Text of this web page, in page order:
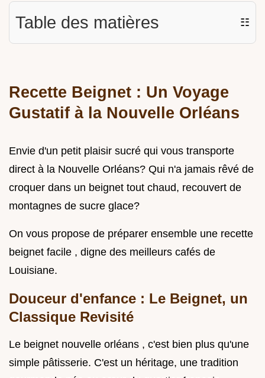
Table des matières ☷
Recette Beignet : Un Voyage
Gustatif à la Nouvelle Orléans
Envie d'un petit plaisir sucré qui vous transporte
direct à la Nouvelle Orléans? Qui n'a jamais rêvé de
croquer dans un beignet tout chaud, recouvert de
montagnes de sucre glace?
On vous propose de préparer ensemble une recette
beignet facile , digne des meilleurs cafés de
Louisiane.
Douceur d'enfance : Le Beignet, un
Classique Revisité
Le beignet nouvelle orléans , c'est bien plus qu'une
simple pâtisserie. C'est un héritage, une tradition